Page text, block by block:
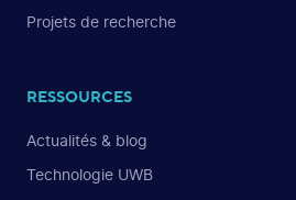
Projets de recherche
RESSOURCES
Actualités & blog
Technologie UWB